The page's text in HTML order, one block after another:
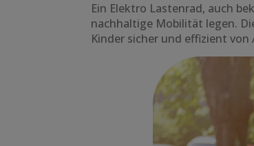
Ein Elektro Lastenrad, auch
nachhaltige Mobilität legen.
Kinder sicher und effizient von